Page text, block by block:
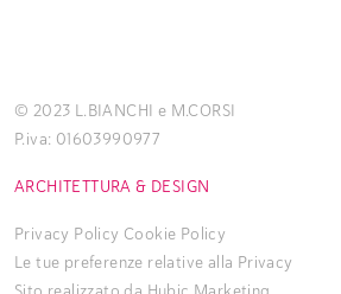
© 2023 L.BIANCHI e M.CORSI
P.iva: 01603990977
ARCHITETTURA & DESIGN
Privacy Policy Cookie Policy
Le tue preferenze relative alla Privacy